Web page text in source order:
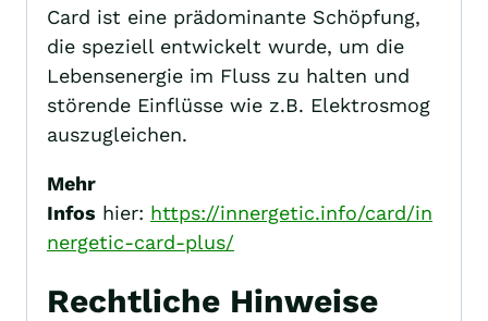
Card ist eine prädominante Schöpfung,
die speziell entwickelt wurde, um die
Lebensenergie im Fluss zu halten und
störende Einflüsse wie z.B. Elektrosmog
auszugleichen.
Mehr
Infos hier: https://innergetic.info/card/in
nergetic-card-plus/
Rechtliche Hinweise